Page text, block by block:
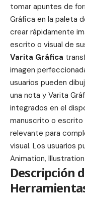
tomar apuntes de
Gráfica en la paleta
crear rápidamente
escrito o visual de
Varita Gráfica
imagen
usuarios pueden
una nota y Varita
integrados en el
manuscrito o escrito
relevante para
visual. Los usuarios
Animation,
Descripción